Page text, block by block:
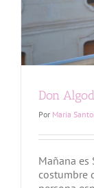
Don
Por Maria
Mañana es
costumbre